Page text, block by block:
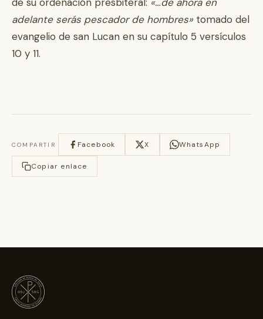
adelante serás pescador de hombres» tomado del
evangelio de san Lucan en su capítulo 5 versículos
10 y 11.
COMPARTIR Facebook X WhatsApp
Copiar enlace